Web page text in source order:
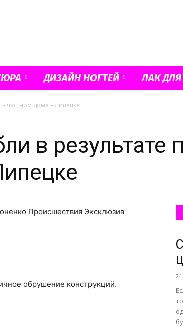
Французский
ДИЗАЙН НОГТЕЙ ЛАК
частном доме в Липецке
в результате
Происшествия Эксклюзив
обрушение конструкций.